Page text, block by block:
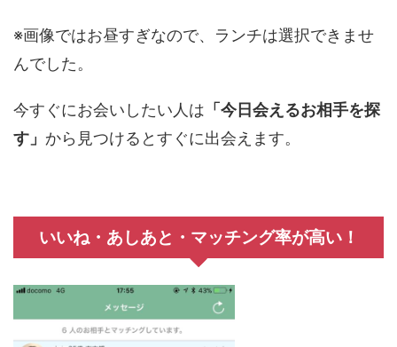
※画像ではお昼すぎなので、ランチは選択できませ
んでした。
今すぐにお会いしたい人は 「今日会えるお相手を探
す」 から見つけるとすぐに出会えます。
いいね・あしあと・マッチング率が高い！